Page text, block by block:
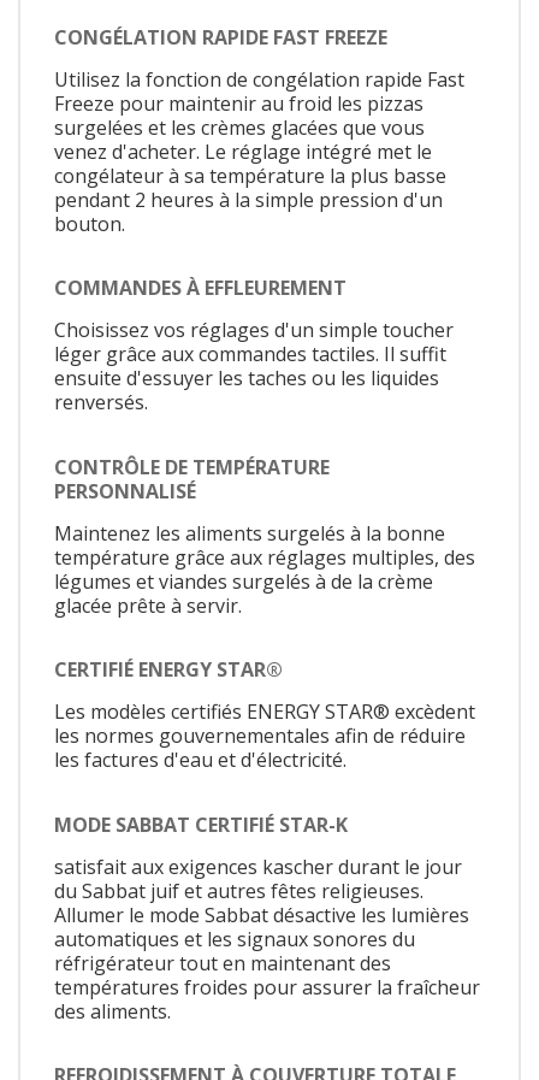
CONGÉLATION RAPIDE FAST FREEZE
Utilisez la fonction de congélation rapide Fast
Freeze pour maintenir au froid les pizzas
surgelées et les crèmes glacées que vous
venez d'acheter. Le réglage intégré met le
congélateur à sa température la plus basse
pendant 2 heures à la simple pression d'un
bouton.
COMMANDES À EFFLEUREMENT
Choisissez vos réglages d'un simple toucher
léger grâce aux commandes tactiles. Il suffit
ensuite d'essuyer les taches ou les liquides
renversés.
CONTRÔLE DE TEMPÉRATURE
PERSONNALISÉ
Maintenez les aliments surgelés à la bonne
température grâce aux réglages multiples, des
légumes et viandes surgelés à de la crème
glacée prête à servir.
CERTIFIÉ ENERGY STAR®
Les modèles certifiés ENERGY STAR® excèdent
les normes gouvernementales afin de réduire
les factures d'eau et d'électricité.
MODE SABBAT CERTIFIÉ STAR-K
satisfait aux exigences kascher durant le jour
du Sabbat juif et autres fêtes religieuses.
Allumer le mode Sabbat désactive les lumières
automatiques et les signaux sonores du
réfrigérateur tout en maintenant des
températures froides pour assurer la fraîcheur
des aliments.